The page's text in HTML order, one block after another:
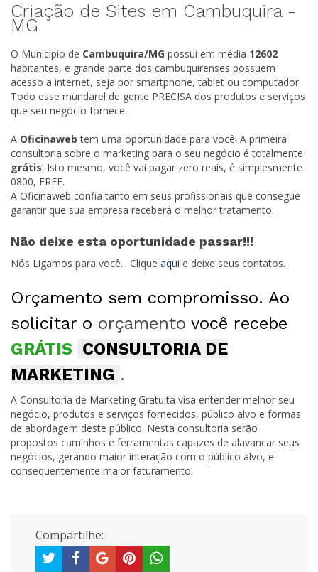
Criação de Sites em Cambuquira -
MG
O Municipio de Cambuquira/MG possui em média 12602
habitantes, e grande parte dos cambuquirenses possuem
acesso a internet, seja por smartphone, tablet ou computador.
Todo esse mundarel de gente PRECISA dos produtos e serviços
que seu negócio fornece.
A Oficinaweb tem uma oportunidade para você! A primeira
consultoria sobre o marketing para o seu negócio é totalmente
grátis! Isto mesmo, você vai pagar zero reais, é simplesmente
0800, FREE.
A Oficinaweb confia tanto em seus profissionais que consegue
garantir que sua empresa receberá o melhor tratamento.
Não deixe esta oportunidade passar!!!
Nós Ligamos para você... Clique aqui e deixe seus contatos.
Orçamento sem compromisso. Ao
solicitar o orçamento você recebe
GRÁTIS CONSULTORIA DE
MARKETING .
A Consultoria de Marketing Gratuita visa entender melhor seu
negócio, produtos e serviços fornecidos, público alvo e formas
de abordagem deste público. Nesta consultoria serão
propostos caminhos e ferramentas capazes de alavancar seus
negócios, gerando maior interação com o público alvo, e
consequentemente maior faturamento.
Compartilhe: